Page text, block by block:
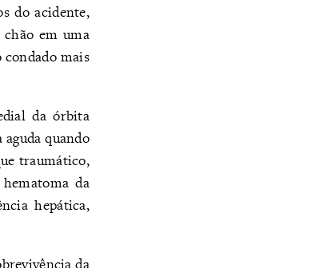
do acidente,
em uma
condado mais
da órbita
quando
traumático,
da
hepática,
da